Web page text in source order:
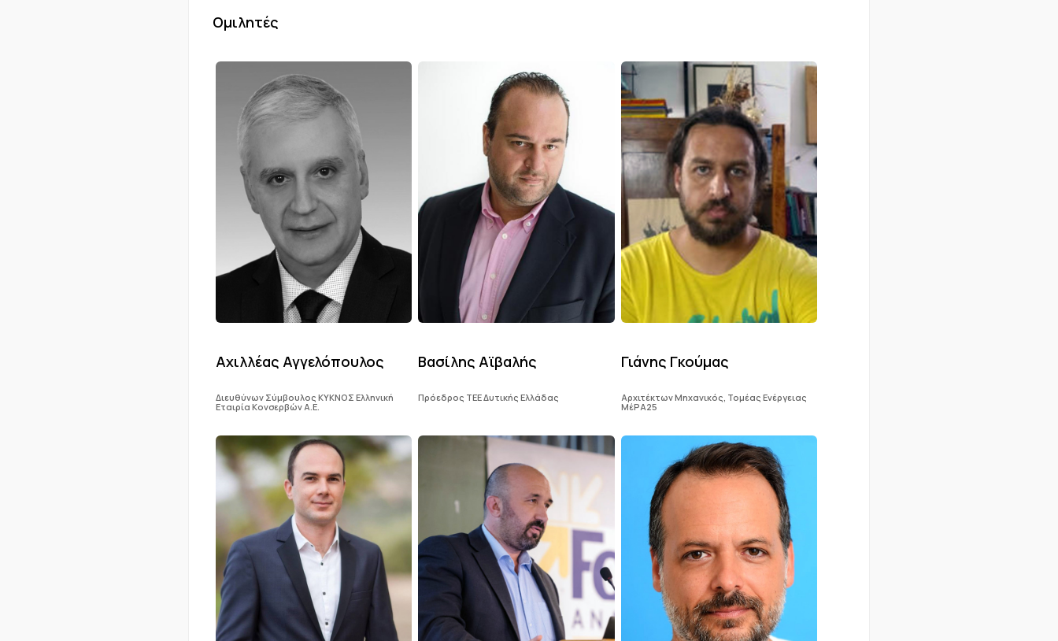
Ομιλητές
Αχιλλέας Αγγελόπουλος
Διευθύνων Σύμβουλος ΚΥΚΝΟΣ Ελληνική
Εταιρία Κονσερβών Α.Ε.
Βασίλης Αϊβαλής
Πρόεδρος ΤΕΕ Δυτικής Ελλάδας
Γιάνης Γκούμας
Αρχιτέκτων Μηχανικός, Τομέας Ενέργειας
ΜέΡΑ25